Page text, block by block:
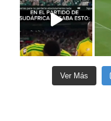
Ver Más